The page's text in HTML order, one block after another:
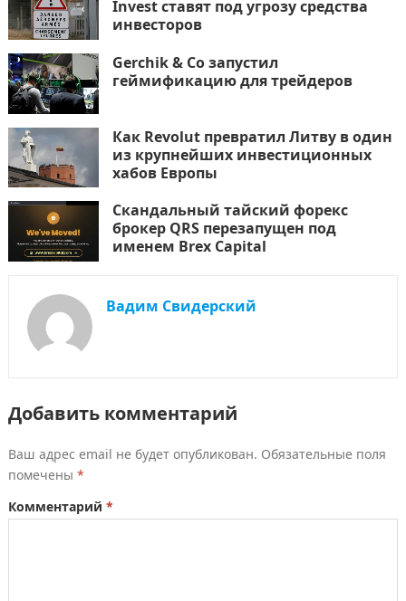
Invest ставят под угрозу средства
инвесторов
Gerchik & Co запустил
геймификацию для трейдеров
Как Revolut превратил Литву в один
из крупнейших инвестиционных
хабов Европы
Скандальный тайский форекс
брокер QRS перезапущен под
именем Brex Capital
Вадим Свидерский
Добавить комментарий
Ваш адрес email не будет опубликован. Обязательные поля
помечены *
Комментарий *